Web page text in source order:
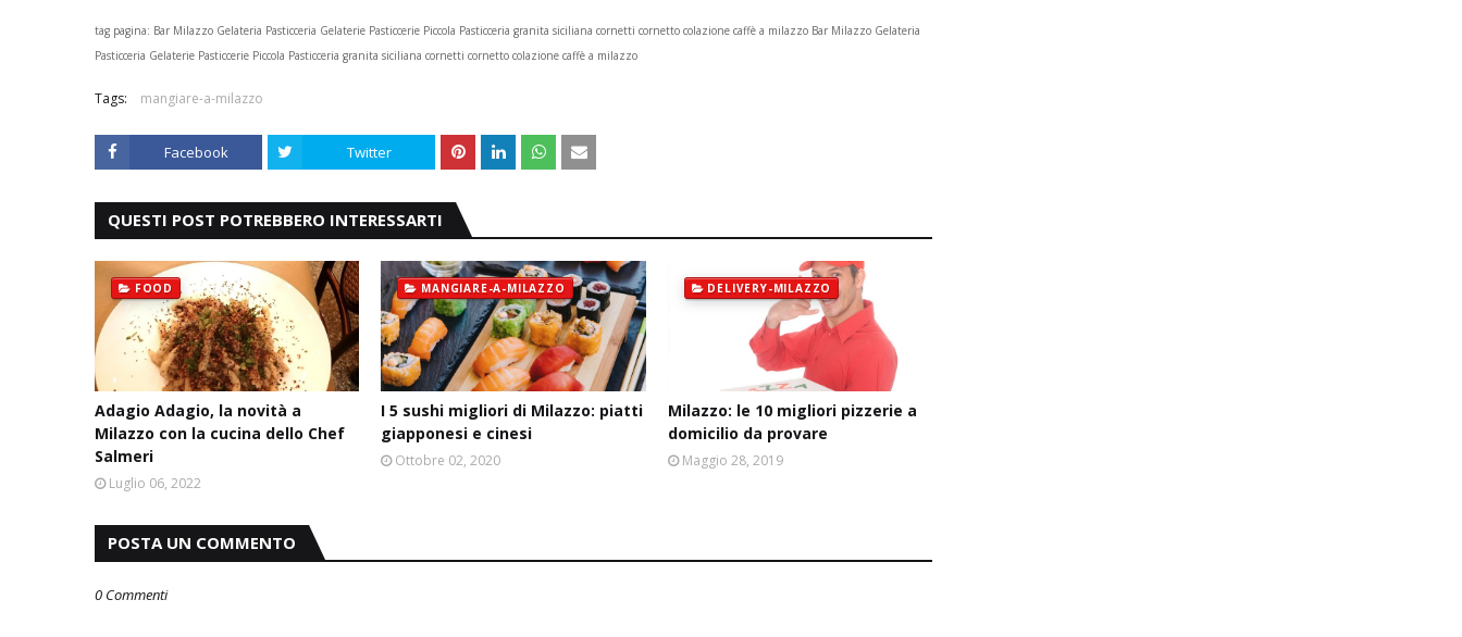
tag pagina: Bar Milazzo Gelateria Pasticceria Gelaterie Pasticcerie Piccola Pasticceria granita siciliana cornetti cornetto colazione caffè a milazzo Bar Milazzo Gelateria
Pasticceria Gelaterie Pasticcerie Piccola Pasticceria granita siciliana cornetti cornetto colazione caffè a milazzo
Tags: mangiare-a-milazzo
Facebook Twitter
QUESTI POST POTREBBERO INTERESSARTI
FOOD
Adagio Adagio, la novità a
Milazzo con la cucina dello Chef
Salmeri
Luglio 06, 2022
MANGIARE-A-MILAZZO
I 5 sushi migliori di Milazzo: piatti
giapponesi e cinesi
Ottobre 02, 2020
DELIVERY-MILAZZO
Milazzo: le 10 migliori pizzerie a
domicilio da provare
Maggio 28, 2019
POSTA UN COMMENTO
0 Commenti